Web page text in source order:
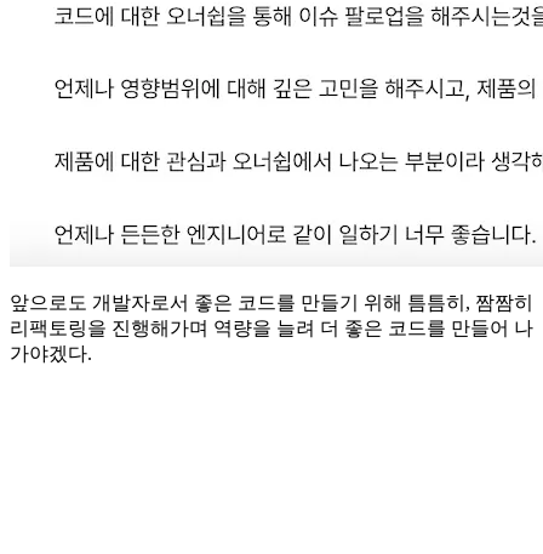
앞으로도 개발자로서 좋은 코드를 만들기 위해 틈틈히, 짬짬히
리팩토링을 진행해가며 역량을 늘려 더 좋은 코드를 만들어 나
가야겠다.